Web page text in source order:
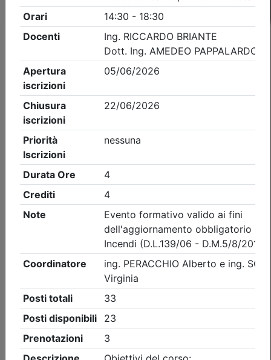
iCal Feed RSS
Gratuito
Ordine degli Ingegneri della provincia di Alessandria
Seminario di aggiornamento
“PATRIMONIO INDUSTRIALE DEL
NOVECENTO E CULTURA DEL
CEMENTO. Storie, protagonisti e
prospettive di valorizzazione”
Data: 18/09/2026
Crediti:2 cfp
Durata:3 ore
Iscrizioni:
dal 05/08/2026 al 15/09/2026
Tipologia:seminario di aggiornamento